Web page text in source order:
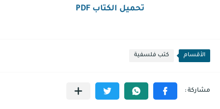
تحميل الكتاب PDF
الأقسام كتب فلسفية